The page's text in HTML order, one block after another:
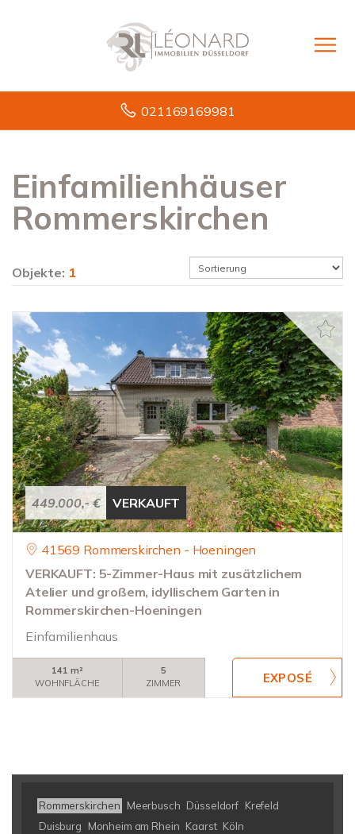
021169169981
Einfamilienhäuser
Rommerskirchen
Objekte: 1
449.000,- € VERKAUFT
41569 Rommerskirchen - Hoeningen
VERKAUFT: 5-Zimmer-Haus mit zusätzlichem
Atelier und großem, idyllischem Garten in
Rommerskirchen-Hoeningen
Einfamilienhaus
141 m²
WOHNFLÄCHE
5
ZIMMER
Rommerskirchen Meerbusch Düsseldorf Krefeld
Duisburg
Monheim am Rhein Kaarst Köln